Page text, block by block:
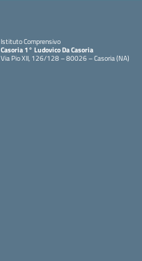
Istituto Comprensivo
Casoria 1° Ludovico Da Casoria
Via Pio XII, 126/128 – 80026 – Casoria (NA)